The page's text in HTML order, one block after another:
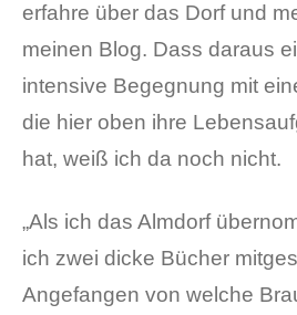
erfahre über das Dorf und
meinen Blog. Dass daraus
intensive Begegnung mit
die hier oben ihre
hat, weiß ich da noch nicht.
„Als ich das Almdorf
ich zwei dicke Bücher
Angefangen von welche